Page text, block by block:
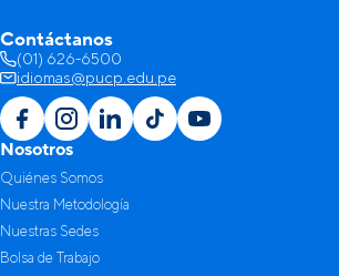
Contáctanos
(01) 626-6500
idiomas@pucp.edu.pe
Nosotros
Quiénes Somos
Nuestra Metodología
Nuestras Sedes
Bolsa de Trabajo